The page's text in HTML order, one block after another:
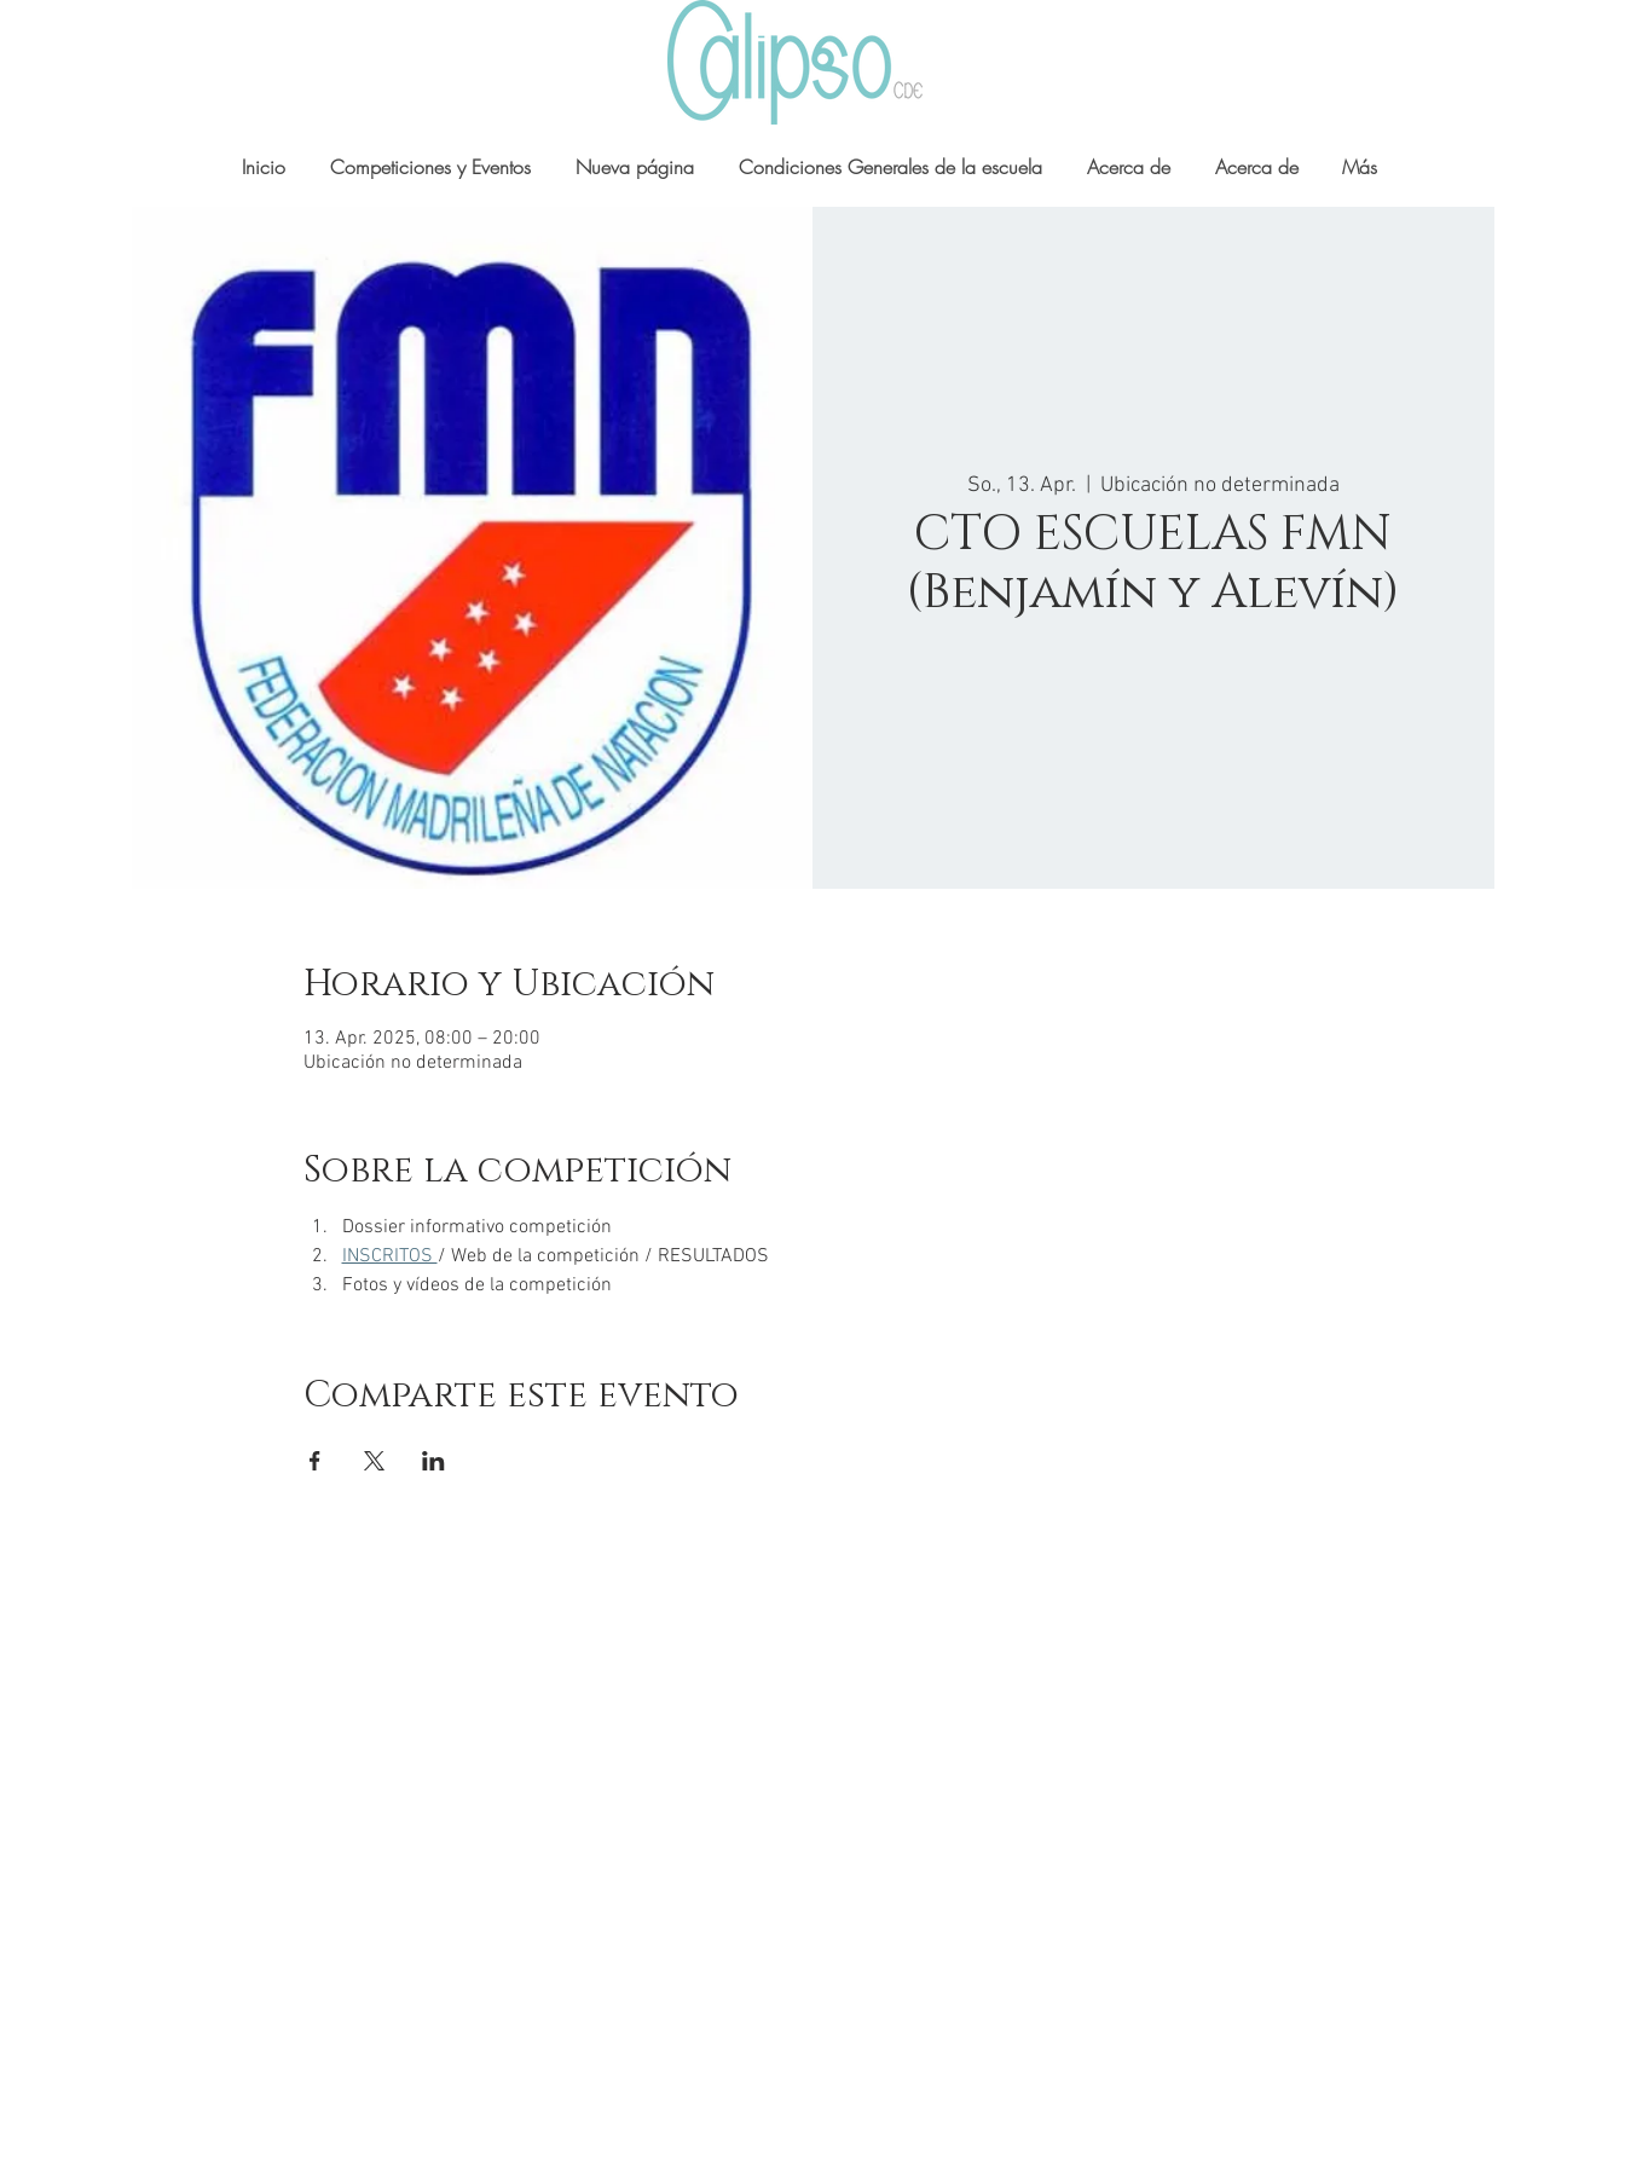
Inicio Competiciones y Eventos Nueva página Condiciones Generales de la escuela Acerca de Acerca de Más
So., 13. Apr.
  |
Ubicación no determinada
CTO ESCUELAS FMN
(Benjamín y Alevín)
Horario y Ubicación
13. Apr. 2025, 08:00 – 20:00
Ubicación no determinada
Sobre la competición
Dossier informativo competición
INSCRITOS / Web de la competición / RESULTADOS
Fotos y vídeos de la competición
Comparte este evento